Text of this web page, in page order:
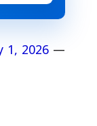
— ZNN-LEB (@znn_lb)
1, 2026